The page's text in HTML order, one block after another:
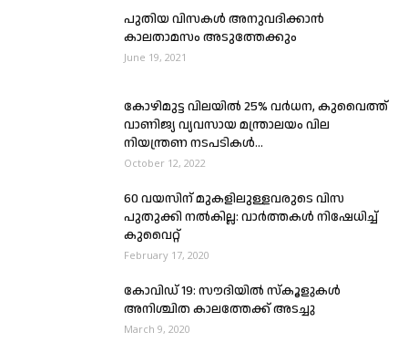
പുതിയ വിസകൾ അനുവദിക്കാൻ
കാലതാമസം അടുത്തേക്കും
June 19, 2021
കോഴിമുട്ട വിലയിൽ 25% വർധന, കുവൈത്ത്
വാണിജ്യ വ്യവസായ മന്ത്രാലയം വില
നിയന്ത്രണ നടപടികൾ...
October 12, 2022
60 വയസിന് മുകളിലുള്ളവരുടെ വിസ
പുതുക്കി നൽകില്ല: വാർത്തകൾ നിഷേധിച്ച്
കുവൈറ്റ്
February 17, 2020
കോവിഡ് 19: സൗദിയിൽ സ്കൂളുകള്‍
അനിശ്ചിത കാലത്തേക്ക് അടച്ചു
March 9, 2020